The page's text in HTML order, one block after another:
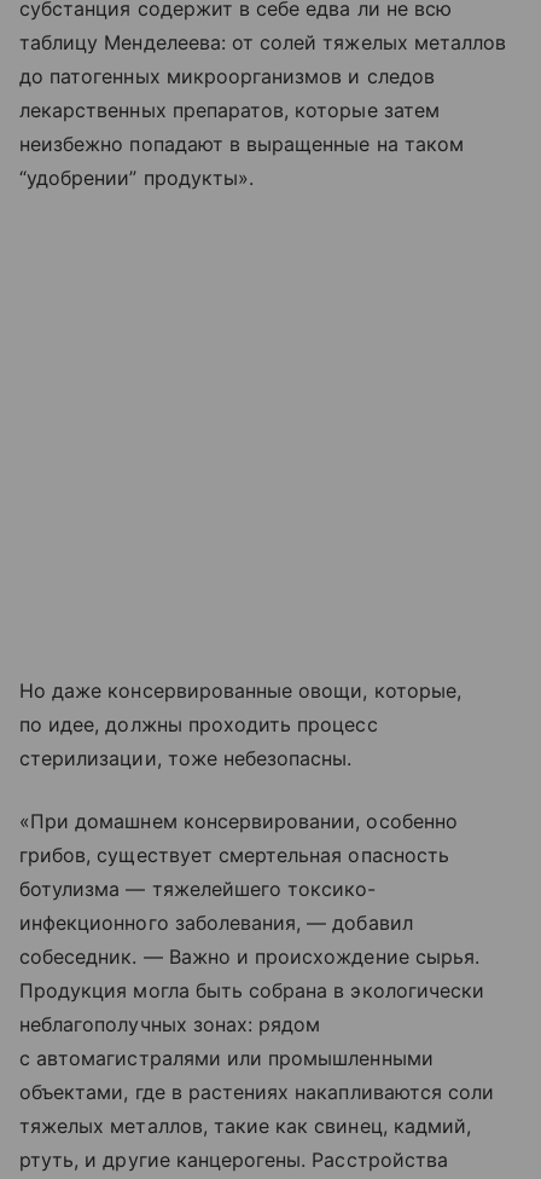
субстанция содержит в себе едва ли не всю
таблицу Менделеева: от солей тяжелых металлов
до патогенных микроорганизмов и следов
лекарственных препаратов, которые затем
неизбежно попадают в выращенные на таком
“удобрении” продукты».
Но даже консервированные овощи, которые,
по идее, должны проходить процесс
стерилизации, тоже небезопасны.
«При домашнем консервировании, особенно
грибов, существует смертельная опасность
ботулизма — тяжелейшего токсико-
инфекционного заболевания, — добавил
собеседник. — Важно и происхождение сырья.
Продукция могла быть собрана в экологически
неблагополучных зонах: рядом
с автомагистралями или промышленными
объектами, где в растениях накапливаются соли
тяжелых металлов, такие как свинец, кадмий,
ртуть, и другие канцерогены. Расстройства